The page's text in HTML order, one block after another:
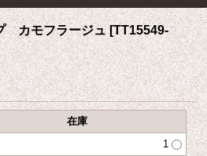
カモフラージュ [TT15549-
在庫
1